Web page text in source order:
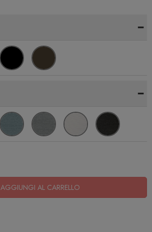
-
-
AGGIUNGI AL CARRELLO